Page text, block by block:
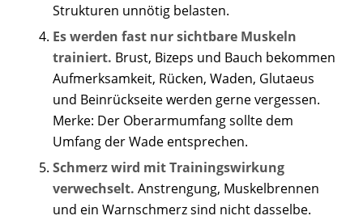
Strukturen unnötig belasten.
Es werden fast nur sichtbare Muskeln
trainiert. Brust, Bizeps und Bauch bekommen
Aufmerksamkeit, Rücken, Waden, Glutaeus
und Beinrückseite werden gerne vergessen.
Merke: Der Oberarmumfang sollte dem
Umfang der Wade entsprechen.
Schmerz wird mit Trainingswirkung
verwechselt. Anstrengung, Muskelbrennen
und ein Warnschmerz sind nicht dasselbe.